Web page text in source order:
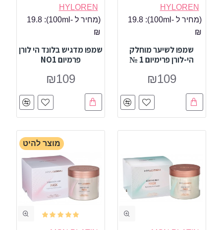
HYLOREN
(מחיר ל -100ml):
19.8
₪
שמפו לשיער מוחלק
הי-לורן פרימיום 1 №
₪109
HYLOREN
(מחיר ל -100ml):
19.8
₪
שמפו מדגיש בלונד הי לורן
פרמיום NO1
₪109
מוצר להיט